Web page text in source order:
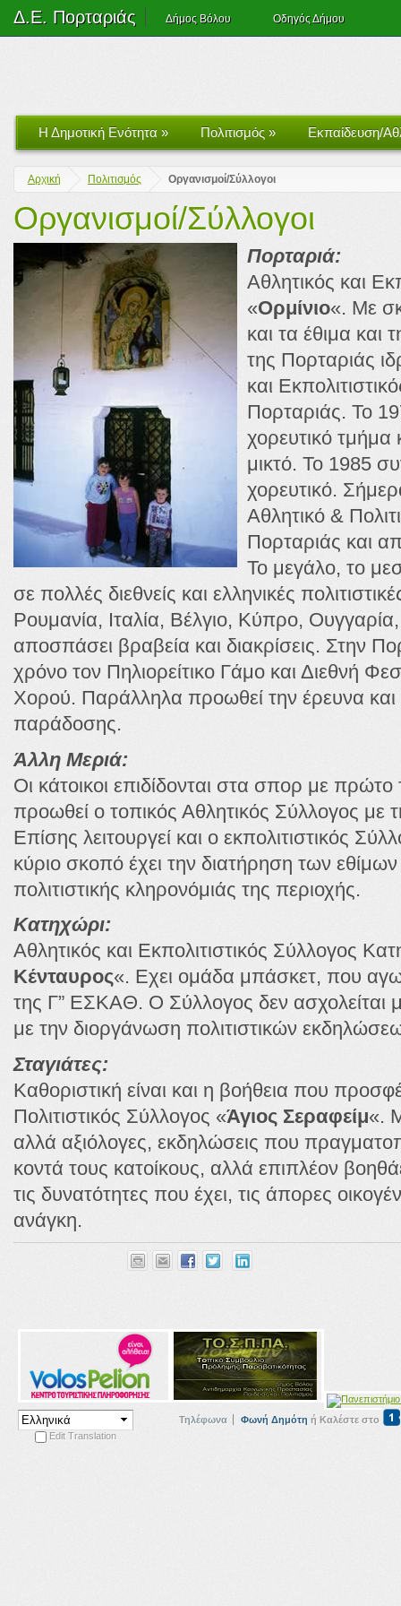
Δ.Ε. Πορταριάς Δήμος Βόλου Οδηγός Δήμου
Η Δημοτική Ενότητα » Πολιτισμός » Εκπαίδευση/
Αρχική Πολιτισμός Οργανισμοί/Σύλλογοι
Οργανισμοί/Σύλλογοι
Πορταριά:
Αθλητικός και
«Ορμίνιο«. Με
και τα έθιμα και
της Πορταριάς
και
Πορταριάς. Το
χορευτικό τμήμα
μικτό. Το 1985
χορευτικό.
Αθλητικό &
Πορταριάς και
Το μεγάλο, το
σε πολλές διεθνείς και ελληνικές
Ρουμανία, Ιταλία, Βέλγιο, Κύπρο, Ουγγαρία,
αποσπάσει βραβεία και διακρίσεις. Στην
χρόνο τον Πηλιορείτικο Γάμο και Διεθνή
Χορού. Παράλληλα προωθεί την έρευνα και
παράδοσης.
Άλλη Μεριά:
Οι κάτοικοι επιδίδονται στα σπορ με
προωθεί ο τοπικός Αθλητικός Σύλλογος με
Επίσης λειτουργεί και ο εκπολιτιστικός
κύριο σκοπό έχει την διατήρηση των
πολιτιστικής κληρονόμιάς της περιοχής.
Κατηχώρι:
Αθλητικός και Εκπολιτιστικός Σύλλογος
Κένταυρος«. Εχει ομάδα μπάσκετ, που
της Γ” ΕΣΚΑΘ. Ο Σύλλογος δεν ασχολείται
με την διοργάνωση πολιτιστικών
Σταγιάτες:
Καθοριστική είναι και η βοήθεια που
Πολιτιστικός Σύλλογος «Άγιος Σεραφείμ«.
αλλά αξιόλογες, εκδηλώσεις που
κοντά τους κατοίκους, αλλά επιπλέον
τις δυνατότητες που έχει, τις άπορες
ανάγκη.
Edit Translation
Τηλέφωνα Φωνή Δημότη ή Καλέστε στο